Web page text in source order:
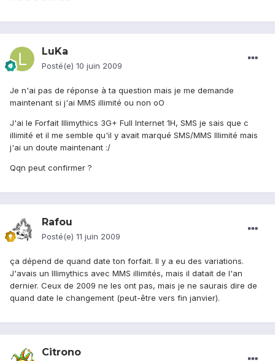
LuKa
Posté(e) 10 juin 2009
Je n'ai pas de réponse à ta question mais je me demande
maintenant si j'ai MMS illimité ou non oO
J'ai le Forfait Illimythics 3G+ Full Internet 1H, SMS je sais que c
illimité et il me semble qu'il y avait marqué SMS/MMS Illimité mais
j'ai un doute maintenant :/
Qqn peut confirmer ?
Rafou
Posté(e) 11 juin 2009
ça dépend de quand date ton forfait. Il y a eu des variations.
J'avais un Illimythics avec MMS illimités, mais il datait de l'an
dernier. Ceux de 2009 ne les ont pas, mais je ne saurais dire de
quand date le changement (peut-être vers fin janvier).
Citrono